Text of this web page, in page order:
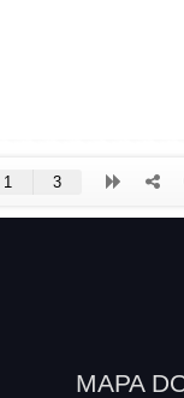
MAPA